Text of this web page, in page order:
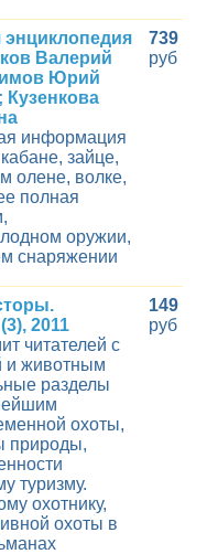
Валерий
Юрий
Кузенкова
информация
зайце,
олене, волке,
полная
оружии,
снаряжении
739
руб
2011
читателей с
и животным
разделы
охоты,
природы,
туризму.
охотнику,
охоты в
149
руб